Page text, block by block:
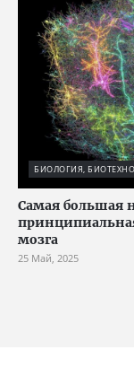
БИОЛОГИЯ,
Cамая
мозга
25 Май, 2025